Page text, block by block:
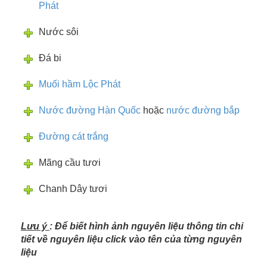
Phát
Nước sôi
Đá bi
Muối hầm Lộc Phát
Nước đường Hàn Quốc hoặc nước đường bắp
Đường cát trắng
Mãng cầu tươi
Chanh Dây tươi
Lưu ý : Để biết hình ảnh nguyên liệu thông tin chi
tiết về nguyên liệu click vào tên của từng nguyên
liệu